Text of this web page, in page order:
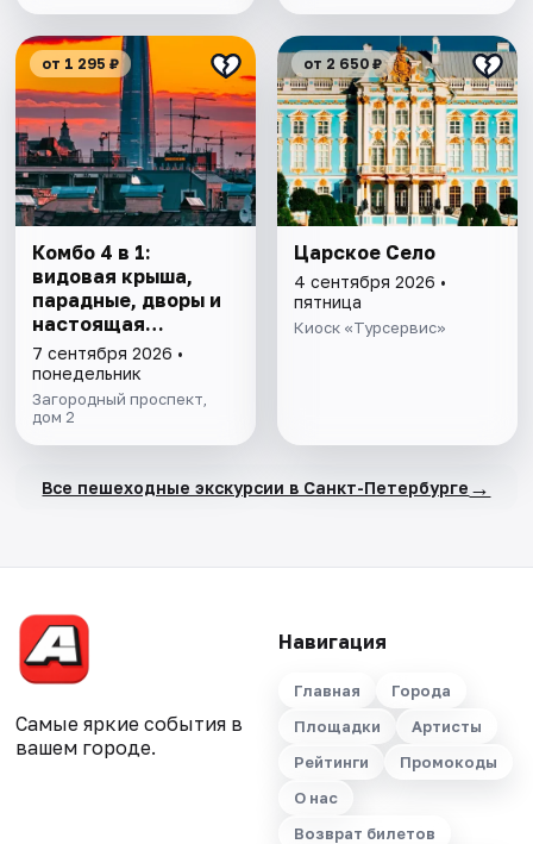
от 1 295 ₽
Комбо 4 в 1:
видовая крыша,
парадные, дворы и
настоящая
коммуналка
7 сентября 2026 •
понедельник
Загородный проспект,
дом 2
от 2 650 ₽
Царское Село
4 сентября 2026 •
пятница
Киоск «Турсервис»
Все пешеходные экскурсии в Санкт-Петербурге →
Самые яркие события в
вашем городе.
Навигация
Главная
Города
Площадки
Артисты
Рейтинги
Промокоды
О нас
Возврат билетов